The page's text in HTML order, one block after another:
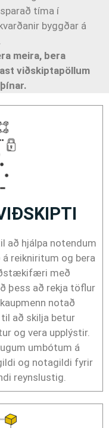
tíma í
byggðar á
meira, bera
viðskiptapöllum
að hjálpa notendum
reikniritum og bera
með
þess að rekja töflur
notað
að skilja betur
og vera upplýstir.
umbótum á
og notagildi fyrir
reynslustig.